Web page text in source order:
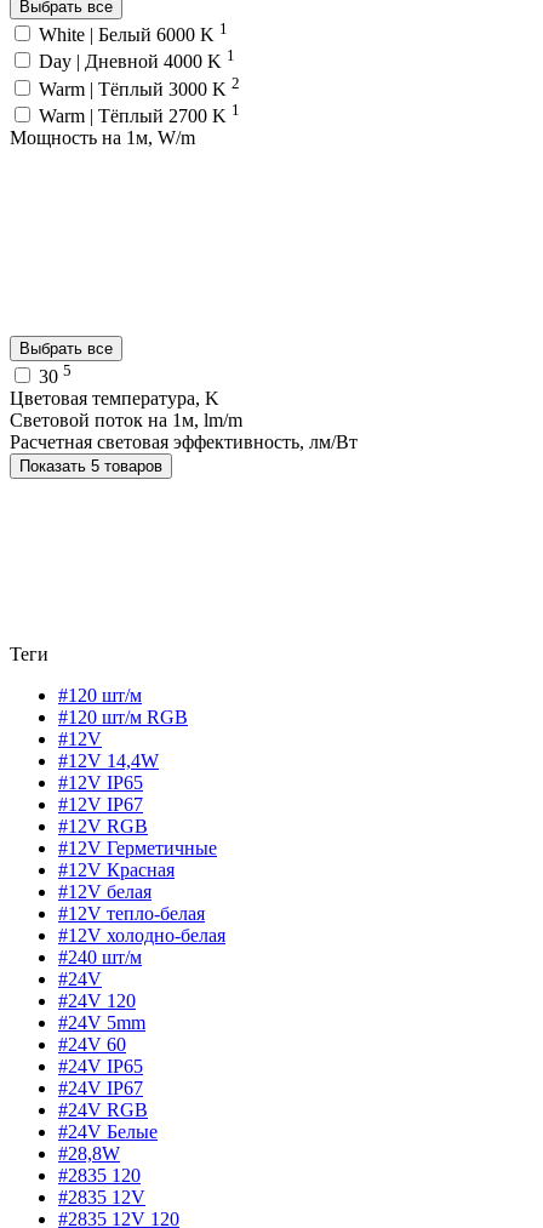
Выбрать все
White | Белый 6000 K 1
Day | Дневной 4000 K 1
Warm | Тёплый 3000 K 2
Warm | Тёплый 2700 K 1
Мощность на 1м, W/m
Выбрать все
30 5
Цветовая температура, K
Световой поток на 1м, lm/m
Расчетная световая эффективность, лм/Вт
Показать 5 товаров
Теги
#120 шт/м
#120 шт/м RGB
#12V
#12V 14,4W
#12V IP65
#12V IP67
#12V RGB
#12V Герметичные
#12V Красная
#12V белая
#12V тепло-белая
#12V холодно-белая
#240 шт/м
#24V
#24V 120
#24V 5mm
#24V 60
#24V IP65
#24V IP67
#24V RGB
#24V Белые
#28,8W
#2835 120
#2835 12V
#2835 12V 120